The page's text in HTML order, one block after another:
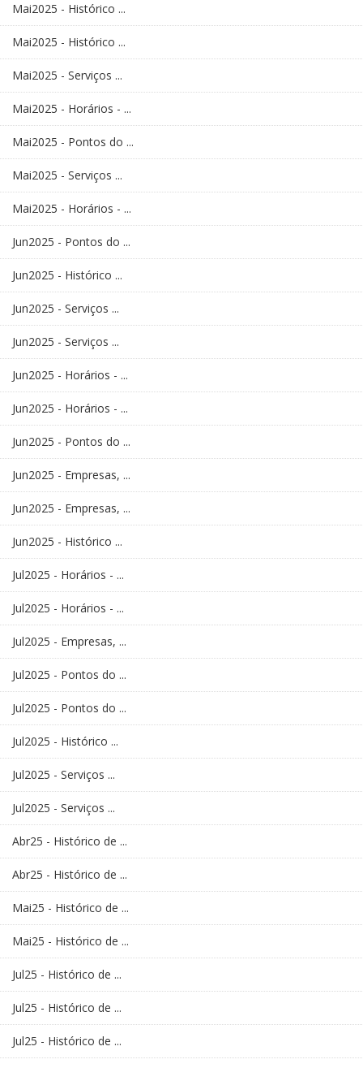
Mai2025 - Histórico ...
Mai2025 - Histórico ...
Mai2025 - Serviços ...
Mai2025 - Horários - ...
Mai2025 - Pontos do ...
Mai2025 - Serviços ...
Mai2025 - Horários - ...
Jun2025 - Pontos do ...
Jun2025 - Histórico ...
Jun2025 - Serviços ...
Jun2025 - Serviços ...
Jun2025 - Horários - ...
Jun2025 - Horários - ...
Jun2025 - Pontos do ...
Jun2025 - Empresas, ...
Jun2025 - Empresas, ...
Jun2025 - Histórico ...
Jul2025 - Horários - ...
Jul2025 - Horários - ...
Jul2025 - Empresas, ...
Jul2025 - Pontos do ...
Jul2025 - Pontos do ...
Jul2025 - Histórico ...
Jul2025 - Serviços ...
Jul2025 - Serviços ...
Abr25 - Histórico de ...
Abr25 - Histórico de ...
Mai25 - Histórico de ...
Mai25 - Histórico de ...
Jul25 - Histórico de ...
Jul25 - Histórico de ...
Jul25 - Histórico de ...